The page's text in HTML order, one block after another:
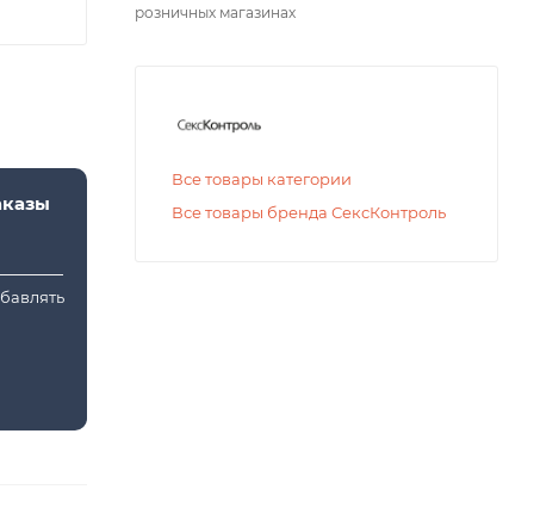
розничных магазинах
Все товары категории
Все товары бренда СексКонтроль